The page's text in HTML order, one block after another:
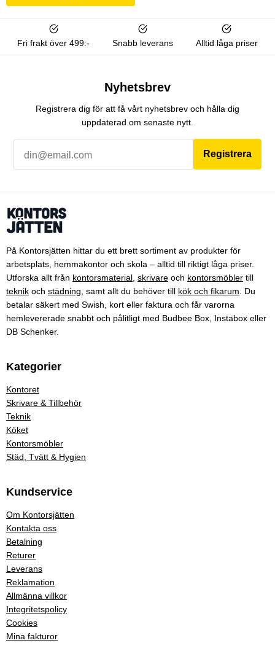
Fri frakt över 499:- Snabb leverans Alltid låga priser
Nyhetsbrev
Registrera dig för att få vårt nyhetsbrev och hålla dig
uppdaterad om senaste nytt.
Registrera
På Kontorsjätten hittar du ett brett sortiment av produkter för
arbetsplats, hemmakontor och skola – alltid till riktigt låga priser.
Utforska allt från kontorsmaterial skrivare och kontorsmöbler till
teknik och städning , samt allt du behöver till kök och fikarum . Du
betalar säkert med Swish, kort eller faktura och får varorna
hemlevererade snabbt och pålitligt med Budbee Box, Instabox eller
DB Schenker.
Kategorier
Kontoret
Skrivare & Tillbehör
Teknik
Köket
Kontorsmöbler
Städ, Tvätt & Hygien
Kundservice
Om Kontorsjätten
Kontakta oss
Betalning
Returer
Leverans
Reklamation
Allmänna villkor
Integritetspolicy
Cookies
Mina fakturor